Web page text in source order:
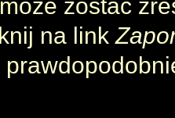
zostać
na link